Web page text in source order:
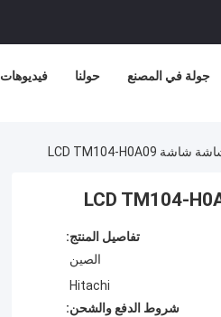
فيديوهات حولنا جولة في المصنع
تفاصيل المنتج:
الصين
Hitachi
شروط الدفع والشحن: